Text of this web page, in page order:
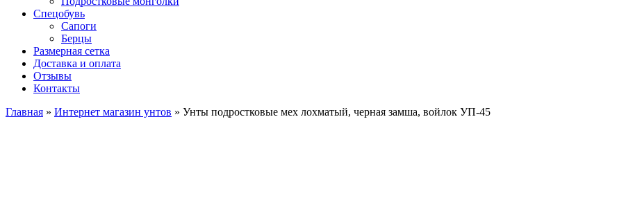
Спецобувь
Сапоги
Берцы
Размерная сетка
Доставка и оплата
Отзывы
Контакты
Главная » Интернет магазин унтов » Унты подростковые мех лохматый, черная замша, войлок УП-45